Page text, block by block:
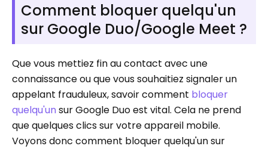
Comment bloquer quelqu'un
sur Google Duo/Google Meet ?
Que vous mettiez fin au contact avec une
connaissance ou que vous souhaitiez signaler un
appelant frauduleux, savoir comment bloquer
quelqu'un sur Google Duo est vital. Cela ne prend
que quelques clics sur votre appareil mobile.
Voyons donc comment bloquer quelqu'un sur